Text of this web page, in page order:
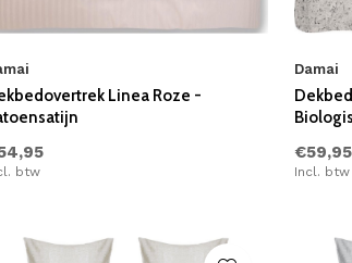
Linea Roze -
btw
Damai
€59,95
Incl. btw